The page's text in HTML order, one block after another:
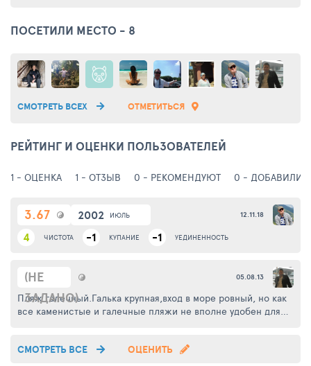
ПОСЕТИЛИ МЕСТО - 8
СМОТРЕТЬ ВСЕХ ОТМЕТИТЬСЯ
РЕЙТИНГ И ОЦЕНКИ ПОЛЬЗОВАТЕЛЕЙ
1 - ОЦЕНКА 1 - ОТЗЫВ 0 - РЕКОМЕНДУЮТ 0 - ДОБАВИЛИ
3.67
4 ЧИСТОТА -1 КУПАНИЕ -1 УЕДИНЕННОСТЬ
2002 ИЮЛЬ 12.11.18
(НЕ
ЗАДАНО)
Пляж галечный.Галька крупная,вход в море ровный, но как
все каменистые и галечные пляжи не вполне удобен для
На пляже лежаки, зонтики, водные развлечения,за
05.08.13
СМОТРЕТЬ ВСЕ ОЦЕНИТЬ